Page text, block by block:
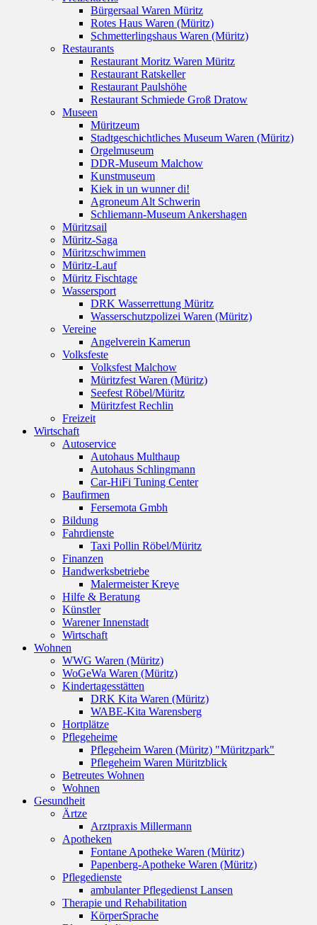
Bürgersaal Waren Müritz
Rotes Haus Waren (Müritz)
Schmetterlingshaus Waren (Müritz)
Restaurants
Restaurant Moritz Waren Müritz
Restaurant Ratskeller
Restaurant Paulshöhe
Restaurant Schmiede Groß Dratow
Museen
Müritzeum
Stadtgeschichtliches Museum Waren (Müritz)
Orgelmuseum
DDR-Museum Malchow
Kunstmuseum
Kiek in un wunner di!
Agroneum Alt Schwerin
Schliemann-Museum Ankershagen
Müritzsail
Müritz-Saga
Müritzschwimmen
Müritz-Lauf
Müritz Fischtage
Wassersport
DRK Wasserrettung Müritz
Wasserschutzpolizei Waren (Müritz)
Vereine
Angelverein Kamerun
Volksfeste
Volksfest Malchow
Müritzfest Waren (Müritz)
Seefest Röbel/Müritz
Müritzfest Rechlin
Freizeit
Wirtschaft
Autoservice
Autohaus Multhaup
Autohaus Schlingmann
Car-HiFi Tuning Center
Baufirmen
Fersemota Gmbh
Bildung
Fahrdienste
Taxi Pollin Röbel/Müritz
Finanzen
Handwerksbetriebe
Malermeister Kreye
Hilfe & Beratung
Künstler
Warener Innenstadt
Wirtschaft
Wohnen
WWG Waren (Müritz)
WoGeWa Waren (Müritz)
Kindertagesstätten
DRK Kita Waren (Müritz)
WABE-Kita Warensberg
Hortplätze
Pflegeheime
Pflegeheim Waren (Müritz) "Müritzpark"
Pflegeheim Waren Müritzblick
Betreutes Wohnen
Wohnen
Gesundheit
Ärtze
Arztpraxis Millermann
Apotheken
Fontane Apotheke Waren (Müritz)
Papenberg-Apotheke Waren (Müritz)
Pflegedienste
ambulanter Pflegedienst Lansen
Therapie und Rehabilitation
KörperSprache